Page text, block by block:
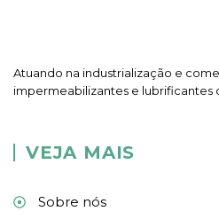
Atuando na industrialização e
impermeabilizantes e lubrificantes
VEJA MAIS
Sobre nós